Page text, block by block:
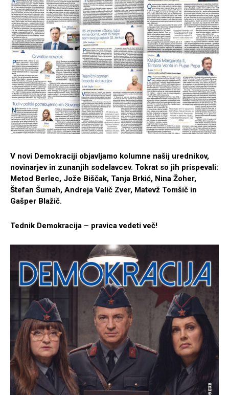
V novi Demokraciji objavljamo kolumne našij urednikov,
novinarjev in zunanjih sodelavcev. Tokrat so jih prispevali:
Metod Berlec, Jože Biščak, Tanja Brkić, Nina Žoher,
Štefan Šumah, Andreja Valič Zver, Matevž Tomšič in
Gašper Blažič.
Tednik Demokracija – pravica vedeti več!